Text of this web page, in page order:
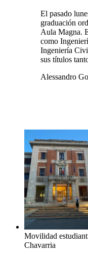
El pasado
graduación
Aula Magna.
como
Ingeniería
sus títulos
Alessandro
Movilidad
Chavarria